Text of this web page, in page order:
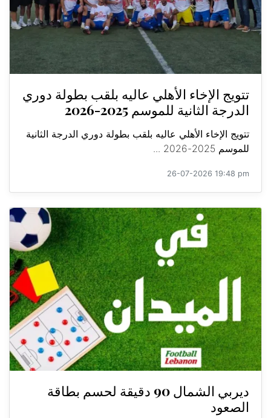
تتويج الإخاء الأهلي عاليه بلقب بطولة دوري
الدرجة الثانية للموسم 2025-2026
تتويج الإخاء الأهلي عاليه بلقب بطولة دوري الدرجة الثانية
للموسم 2025-2026 ...
26-07-2026 19:48 pm
ديربي الشمال 90 دقيقة لحسم بطاقة
الصعود